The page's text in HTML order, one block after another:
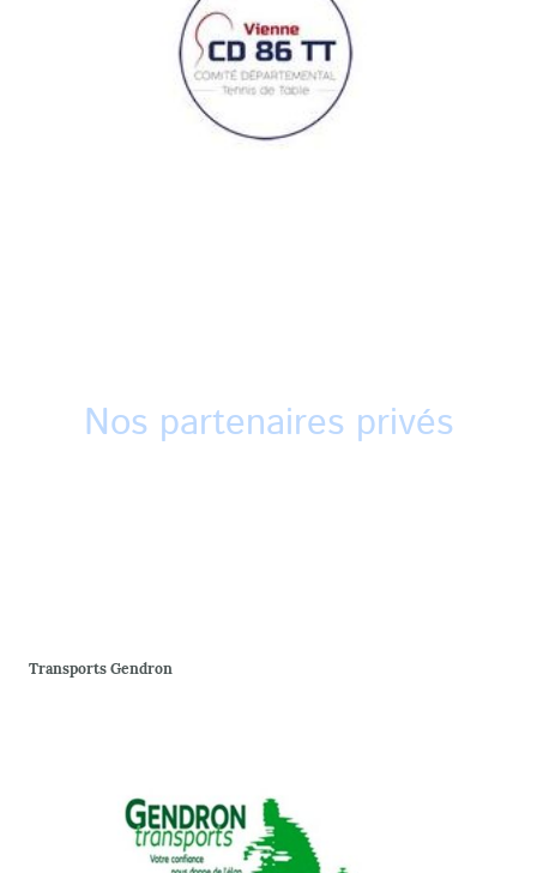
Nos partenaires privés
Transports Gendron